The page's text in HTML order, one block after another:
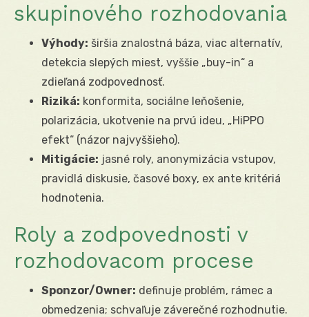
skupinového rozhodovania
Výhody: širšia znalostná báza, viac alternatív,
detekcia slepých miest, vyššie „buy-in“ a
zdieľaná zodpovednosť.
Riziká: konformita, sociálne leňošenie,
polarizácia, ukotvenie na prvú ideu, „HiPPO
efekt“ (názor najvyššieho).
Mitigácie: jasné roly, anonymizácia vstupov,
pravidlá diskusie, časové boxy, ex ante kritériá
hodnotenia.
Roly a zodpovednosti v
rozhodovacom procese
Sponzor/Owner: definuje problém, rámec a
obmedzenia; schvaľuje záverečné rozhodnutie.